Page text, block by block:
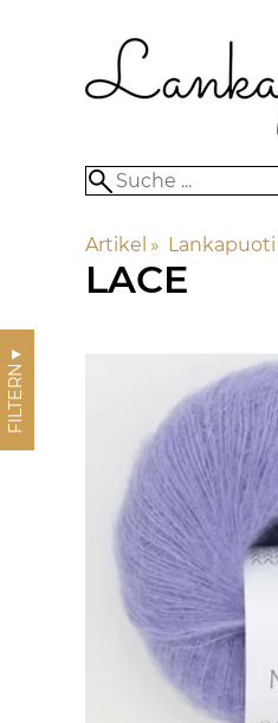
Artikel ‪» Lankapuoti
LACE
FILTERN
▼